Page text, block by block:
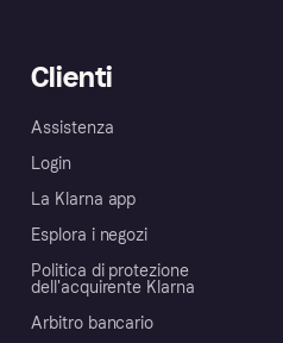
Clienti
Assistenza
Login
La Klarna app
Esplora i negozi
Politica di protezione
dell'acquirente Klarna
Arbitro bancario